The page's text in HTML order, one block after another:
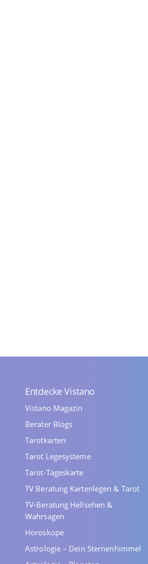
Entdecke Vistano
Vistano Magazin
Berater Blogs
Tarotkarten
Tarot Legesysteme
Tarot-Tageskarte
TV Beratung Kartenlegen & Tarot
TV-Beratung Hellsehen &
Wahrsagen
Horoskope
Astrologie – Dein Sternenhimmel